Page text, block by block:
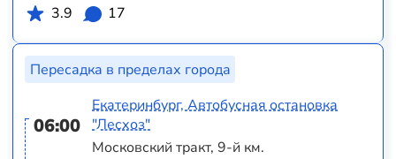
3.9
17
Пересадка в пределах города
06:00
Екатеринбург, Автобусная остановка
"Лесхоз"
Московский тракт, 9-й км.